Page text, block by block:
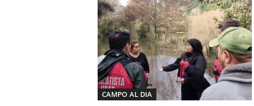
CAMPO AL DIA